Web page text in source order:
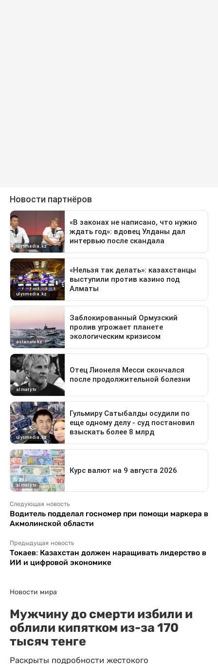
Следующая новость
Водитель подделал госномер при помощи маркера в
Акмолинской области
Предыдущая новость
Токаев: Казахстан должен наращивать лидерство в
ИИ и цифровой экономике
Новости мира
Мужчину до смерти избили и
облили кипятком из-за 170
тысяч тенге
Раскрыты подробности жестокого